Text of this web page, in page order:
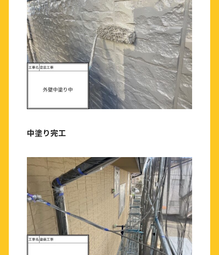
中塗り完工